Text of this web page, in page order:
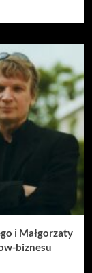
i Małgorzaty
biznesu